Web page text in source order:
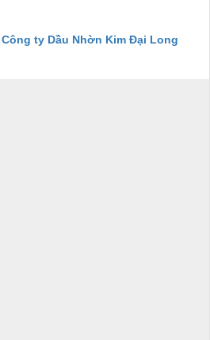
Công ty Dầu Nhờn Kim Đại Long